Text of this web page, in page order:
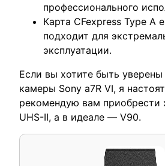
профессионального
Карта CFexpress Type A
подходит для
эксплуатации.
Если вы хотите быть уверены
камеры Sony a7R VI, я
рекомендую вам приобрести
UHS-II, а в идеале — V90.